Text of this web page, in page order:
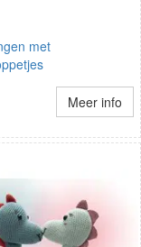
met
Meer info